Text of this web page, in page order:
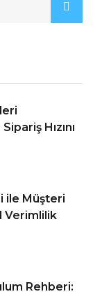
Hızını
ile Müşteri
Verimlilik
Rehberi: